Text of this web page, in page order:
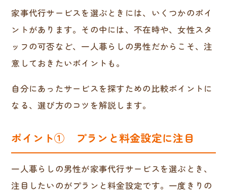
家事代行サービスを選ぶときには、いくつかのポイ
ントがあります。その中には、不在時や、女性スタ
ッフの可否など、一人暮らしの男性だからこそ、注
意しておきたいポイントも。
自分にあったサービスを探すための比較ポイントに
なる、選び方のコツを解説します。
ポイント① プランと料金設定に注目
一人暮らしの男性が家事代行サービスを選ぶとき、
注目したいのがプランと料金設定です。一度きりの